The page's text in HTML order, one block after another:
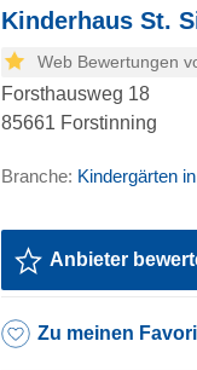
Kinderhaus St.
Web Bewertungen
Forsthausweg 18
85661 Forstinning
Branche: Kindergärten
Anbieter
Zu meinen